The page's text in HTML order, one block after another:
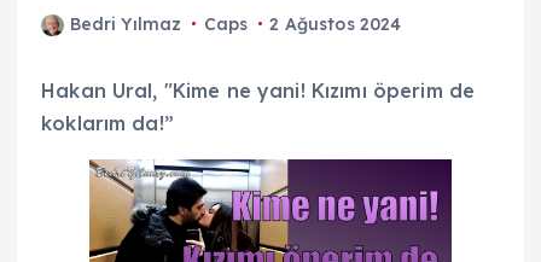
Bedri Yılmaz Caps 2 Ağustos 2024
Hakan Ural, "Kime ne yani! Kızımı öperim de
koklarım da!”